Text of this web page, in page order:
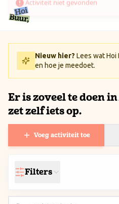
Ga naar inhoud / Skip to content
Nieuw hier? Lees wat Hoi
en hoe je meedoet.
Er is zoveel te doen
zet zelf iets op.
Voeg activiteit toe
Filters